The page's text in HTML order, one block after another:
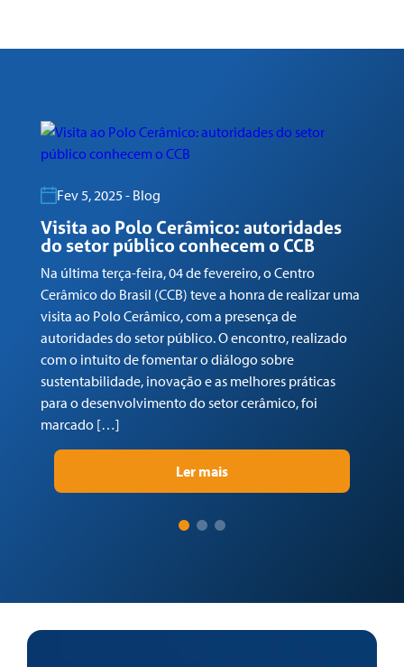
Fev 5, 2025 - Blog
Visita ao Polo Cerâmico: autoridades
do setor público conhecem o CCB
Na última terça-feira, 04 de fevereiro, o Centro
Cerâmico do Brasil (CCB) teve a honra de realizar uma
visita ao Polo Cerâmico, com a presença de
autoridades do setor público. O encontro, realizado
com o intuito de fomentar o diálogo sobre
sustentabilidade, inovação e as melhores práticas
para o desenvolvimento do setor cerâmico, foi
marcado […]
Ler mais